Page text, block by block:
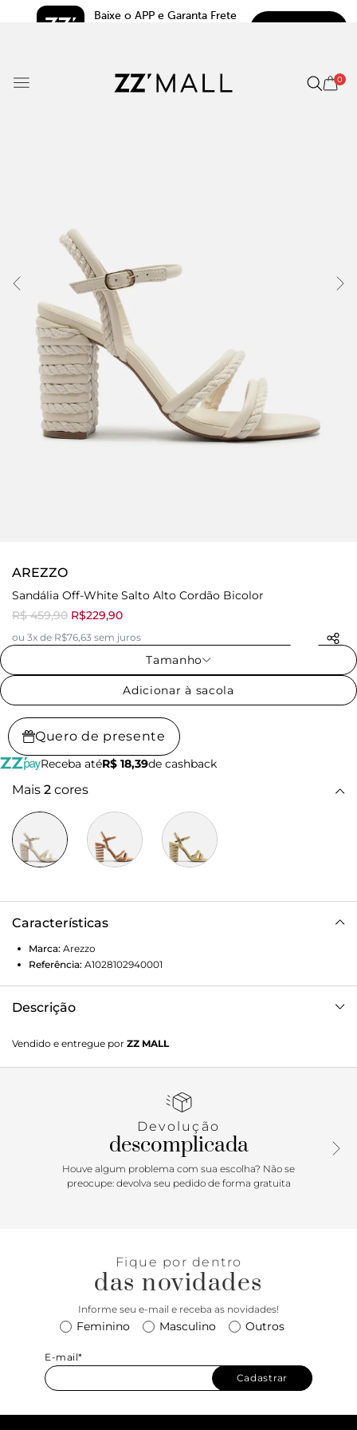
Baixe o APP e Garanta Frete
0
AREZZO
Sandália Off-White Salto Alto Cordão Bicolor
R$ 459,90 R$229,90
ou 3x de R$76,63 sem juros
Tamanho
Adicionar à sacola
Quero de presente
Receba atéR$ 18,39de cashback
Mais 2 cores
Características
Marca: Arezzo
Referência: A1028102940001
Descrição
em cordão bicolor, e formato arredondado na ponta. Traz
tiras largas sobre os dedos. Possui tira que sai das laterais,
lateral. Com palmilha da cor da sandália e inscrição do
Vendido e entregue por ZZ MALL
Devolução
descomplicada
Houve algum problema com sua escolha? Não se
preocupe: devolva seu pedido de forma gratuita
Fique por dentro
das novidades
Informe seu e-mail e receba as novidades!
Feminino Masculino Outros
E-mail*
Cadastrar